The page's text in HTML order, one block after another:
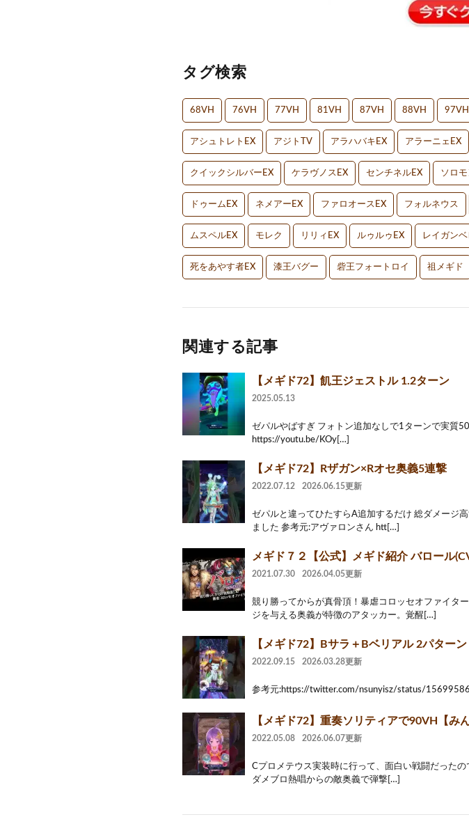
タグ検索
68VH 76VH 77VH 81VH 87VH 88VH 97VH
アシュトレトEX アジトTV アラハバキEX アラーニェEX
クイックシルバーEX ケラヴノスEX センチネルEX ソロ
ドゥームEX ネメアーEX ファロオースEX フォルネウス
ムスペルEX モレク リリィEX ルゥルゥEX レイガン
死をあやす者EX 漆王バグー 砦王フォートロイ 祖メギド
関連する記事
【メギド72】飢王ジェストル 1.2ターン
2025.05.13
ゼパルやばすぎ フォトン追加なしで1ターンで実質
https://youtu.be/KOy[…]
【メギド72】Rザガン×Rオセ奥義5連撃
2022.07.12 2026.06.15更新
ゼパルと違ってひたすらA追加するだけ 総ダメージ
ました 参考元:アヴァロンさん htt[…]
メギド７２【公式】メギド紹介 バロール
2021.07.30 2026.04.05更新
競り勝ってからが真骨頂！暴虐コロッセオファイタ
ジを与える奥義が特徴のアタッカー。覚醒[…]
【メギド72】Bサラ＋Bベリアル 2パターン
2022.09.15 2026.03.28更新
参考元:https://twitter.com/nsunyisz/status/
【メギド72】重奏ソリティアで90VH【み
2022.05.08 2026.06.07更新
Cプロメテウス実装時に行って、面白い戦闘だった
ダメブロ熱唱からの敵奥義で弾撃[…]